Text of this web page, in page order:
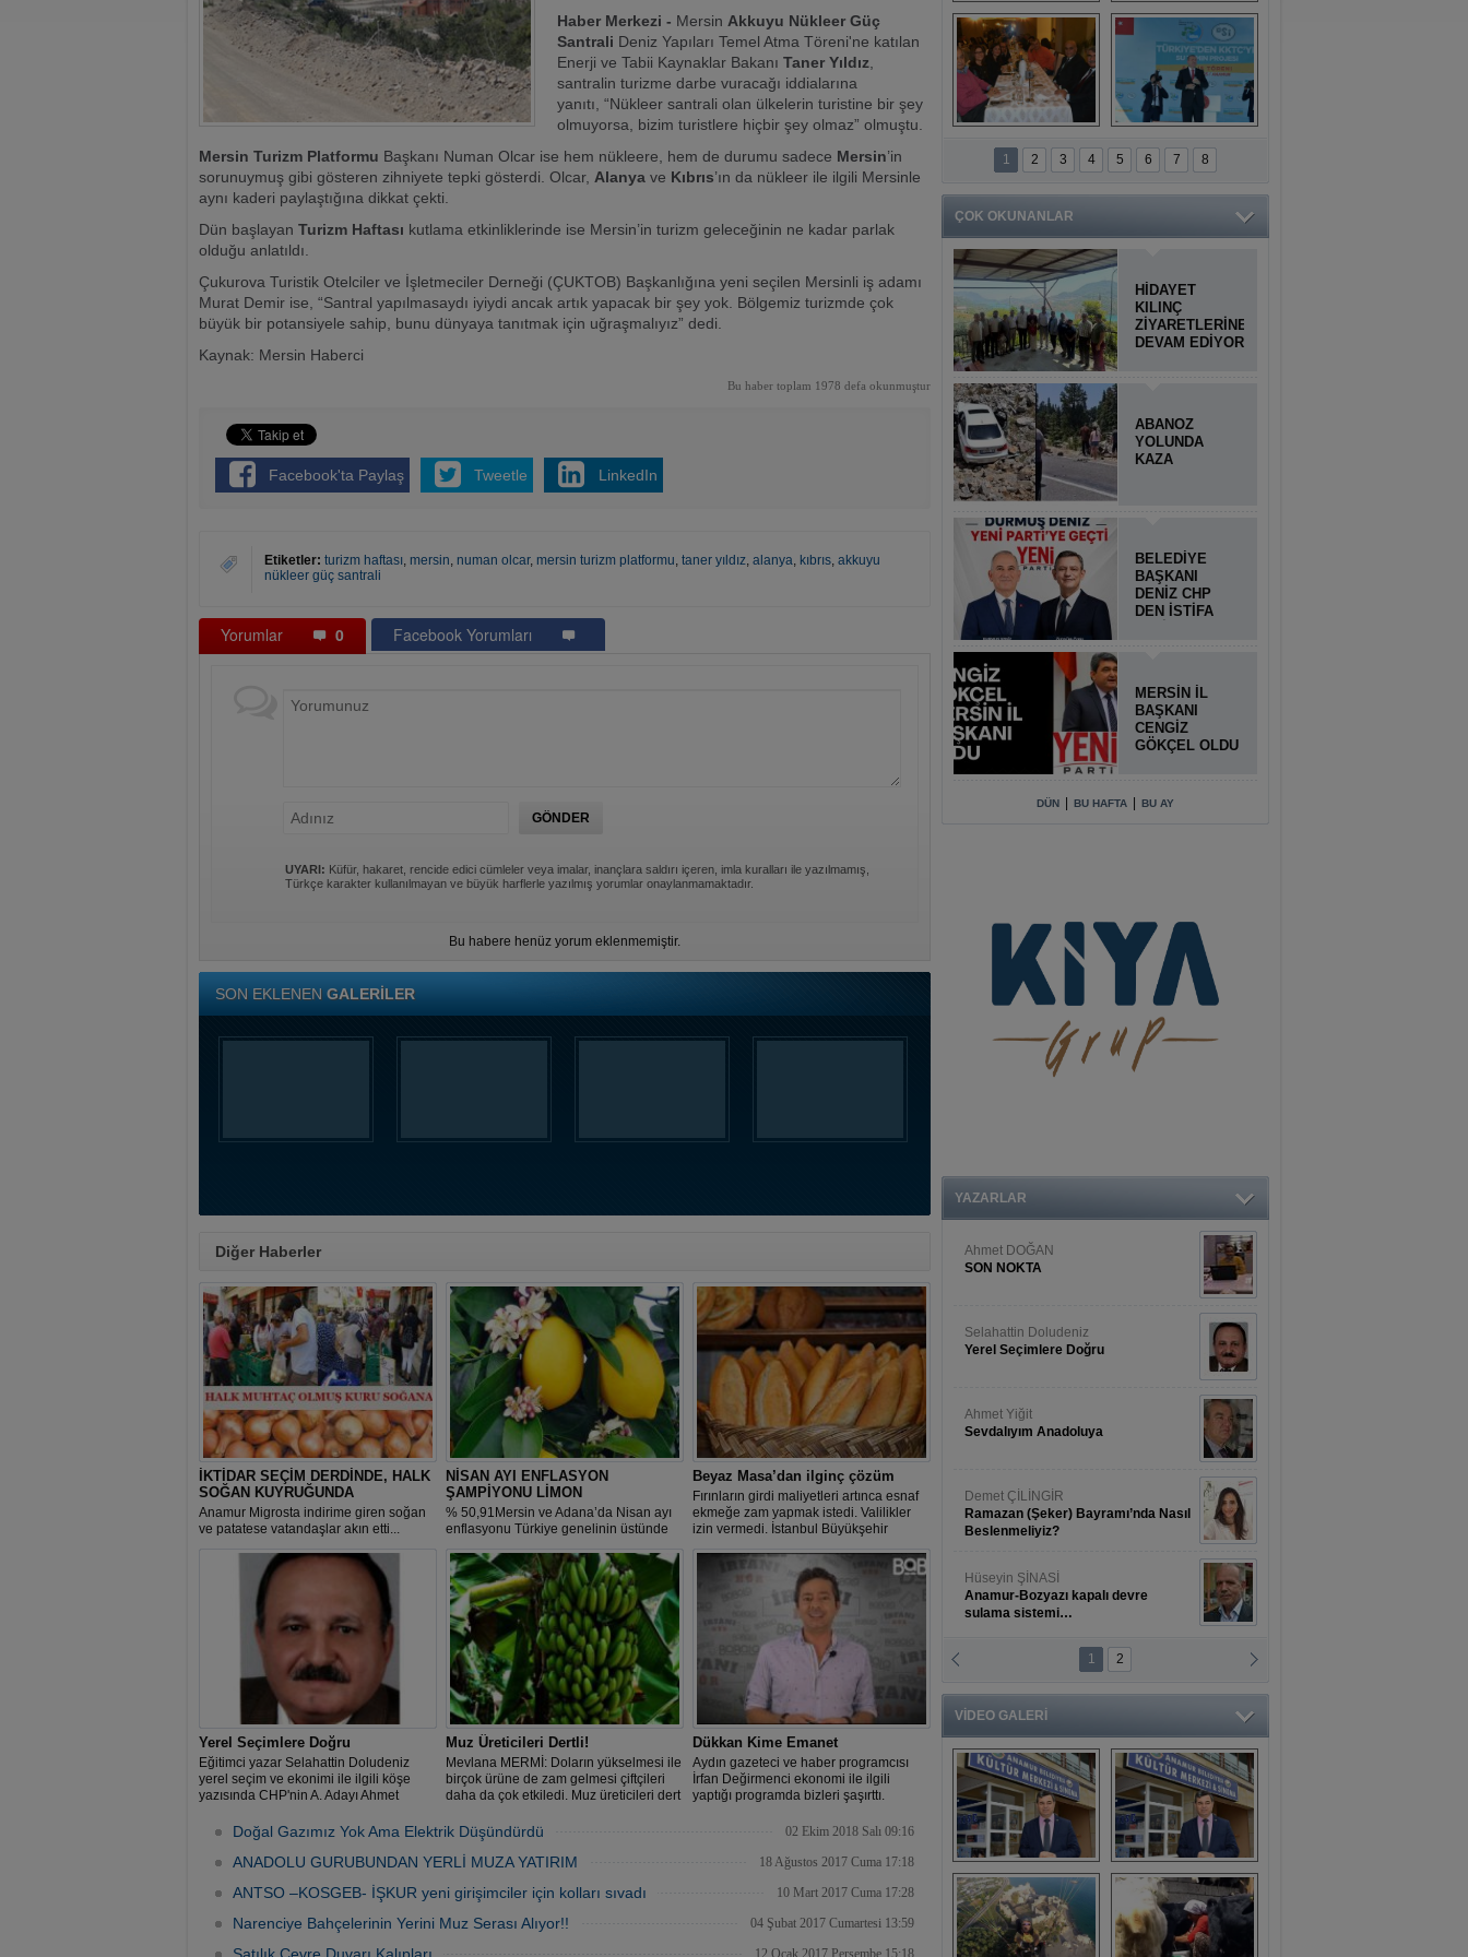
Haber Merkezi - Mersin Akkuyu Nükleer Güç
Santrali Deniz Yapıları Temel Atma Töreni'ne katılan
Enerji ve Tabii Kaynaklar Bakanı Taner Yıldız
santralin turizme darbe vuracağı iddialarına
yanıtı, “Nükleer santrali olan ülkelerin turistine bir şey
olmuyorsa, bizim turistlere hiçbir şey olmaz” olmuştu.
Mersin Turizm Platformu Başkanı Numan Olcar ise hem nükleere, hem de durumu sadece Mersin’in
sorunuymuş gibi gösteren zihniyete tepki gösterdi. Olcar, Alanya ve Kıbrıs’ın da nükleer ile ilgili Mersinle
aynı kaderi paylaştığına dikkat çekti.
Dün başlayan Turizm Haftası kutlama etkinliklerinde ise Mersin’in turizm geleceğinin ne kadar parlak
olduğu anlatıldı.
Çukurova Turistik Otelciler ve İşletmeciler Derneği (ÇUKTOB) Başkanlığına yeni seçilen Mersinli iş adamı
Murat Demir ise, “Santral yapılmasaydı iyiydi ancak artık yapacak bir şey yok. Bölgemiz turizmde çok
büyük bir potansiyele sahip, bunu dünyaya tanıtmak için uğraşmalıyız” dedi.
Kaynak: Mersin Haberci
Bu haber toplam 1978 defa okunmuştur
Facebook'ta Paylaş Tweetle LinkedIn
Etiketler: turizm haftası, mersin, numan olcar, mersin turizm platformu, taner yıldız, alanya, kıbrıs, akkuyu
nükleer güç santrali
Yorumlar 0 Facebook Yorumları
UYARI: Küfür, hakaret, rencide edici cümleler veya imalar, inançlara saldırı içeren, imla kuralları ile yazılmamış,
Türkçe karakter kullanılmayan ve büyük harflerle yazılmış yorumlar onaylanmamaktadır.
Bu habere henüz yorum eklenmemiştir.
SON EKLENEN GALERİLER
Diğer Haberler
İKTİDAR SEÇİM DERDİNDE, HALK
SOĞAN KUYRUĞUNDA
Anamur Migrosta indirime giren soğan
ve patatese vatandaşlar akın etti...
NİSAN AYI ENFLASYON
ŞAMPİYONU LİMON
% 50,91Mersin ve Adana’da Nisan ayı
enflasyonu Türkiye genelinin üstünde
ayında Mersin ve Adana’da yüzde
50,91’lik artışla limon zam şampiyonu
olurken, fiyatı en fazla düşen ürün ise
yüzde 49,45 ile patlıcan oldu.
Beyaz Masa’dan ilginç çözüm
Fırınların girdi maliyetleri artınca esnaf
ekmeğe zam yapmak istedi. Valilikler
izin vermedi. İstanbul Büyükşehir
görüldüğü yerde dijital bir harita
üzerinden vatandaşın konumu
işaretlemesini istedi.
Yerel Seçimlere Doğru
Eğitimci yazar Selahattin Doludeniz
yerel seçim ve ekonimi ile ilgili köşe
yazısında CHP'nin A. Adayı Ahmet
Muz Üreticileri Dertli!
Mevlana MERMİ: Doların yükselmesi ile
birçok ürüne de zam gelmesi çiftçileri
daha da çok etkiledi. Muz üreticileri dert
Dükkan Kime Emanet
Aydın gazeteci ve haber programcısı
İrfan Değirmenci ekonomi ile ilgili
yaptığı programda bizleri şaşırttı.
Doğal Gazımız Yok Ama Elektrik Düşündürdü 02 Ekim 2018 Salı 09:16
ANADOLU GURUBUNDAN YERLİ MUZA YATIRIM 18 Ağustos 2017 Cuma 17:18
ANTSO –KOSGEB- İŞKUR yeni girişimciler için kolları sıvadı 10 Mart 2017 Cuma 17:28
Narenciye Bahçelerinin Yerini Muz Serası Alıyor!! 04 Şubat 2017 Cumartesi 13:59
12 Ocak 2017 Perşembe 15:18
Titiopolis Antik
Kenti tanıtımı
Doğan Cüceloğlu,
İstanbul’da Mersinli
hemşerileriyle
buluştu
Anamurlular
Buluşması
KKTC’ye Su Temin
Projesi açılışı
1 2 3 4 5 6 7 8
ÇOK OKUNANLAR
HİDAYET
KILINÇ
ZİYARETLERİNE
DEVAM EDİYOR
ABANOZ
YOLUNDA
KAZA
BELEDİYE
BAŞKANI
DENİZ CHP
DEN İSTİFA
MERSİN İL
BAŞKANI
CENGİZ
GÖKÇEL OLDU
DÜN BU HAFTA BU AY
YAZARLAR
Ahmet DOĞAN
SON NOKTA
Selahattin Doludeniz
Yerel Seçimlere Doğru
Ahmet Yiğit
Sevdalıyım Anadoluya
Demet ÇİLİNGİR
Ramazan (Şeker) Bayramı’nda Nasıl
Beslenmeliyiz?
Hüseyin ŞİNASİ
Anamur-Bozyazı kapalı devre
sulama sistemi…
Bünyesinde Bahar Şöleni
1 2
VİDEO GALERİ
Başkan Türe'den
sansür açıklaması
Mahsun
Kırmızıgül’ün
filmine başkan
Mehmet Türe’den
sansür!